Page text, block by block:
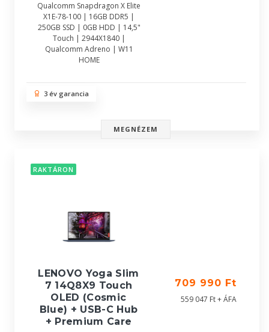
Qualcomm Snapdragon X Elite
X1E-78-100 | 16GB DDR5 |
250GB SSD | 0GB HDD | 14,5"
Touch | 2944X1840 |
Qualcomm Adreno | W11
HOME
3 év garancia
MEGNÉZEM
RAKTÁRON
LENOVO Yoga Slim
7 14Q8X9 Touch
OLED (Cosmic
Blue) + USB-C Hub
+ Premium Care
709 990 Ft
559 047 Ft + ÁFA